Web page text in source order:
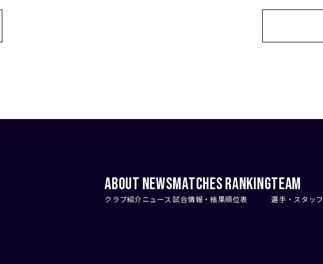
ABOUT
クラブ紹介
NEWS
ニュース
MATCHES
試合情報・結果
RANKING
順位表
TEAM
選手・スタッフ